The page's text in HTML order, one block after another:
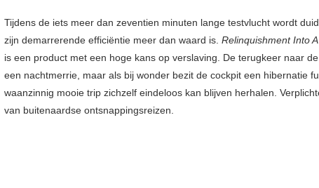
Tijdens de iets meer dan zeventien minuten lange testvlucht wordt
zijn demarrerende efficiëntie meer dan waard is. Relinquishment Into
is een product met een hoge kans op verslaving. De terugkeer naar
een nachtmerrie, maar als bij wonder bezit de cockpit een hibernatie
waanzinnig mooie trip zichzelf eindeloos kan blijven herhalen.
van buitenaardse ontsnappingsreizen.